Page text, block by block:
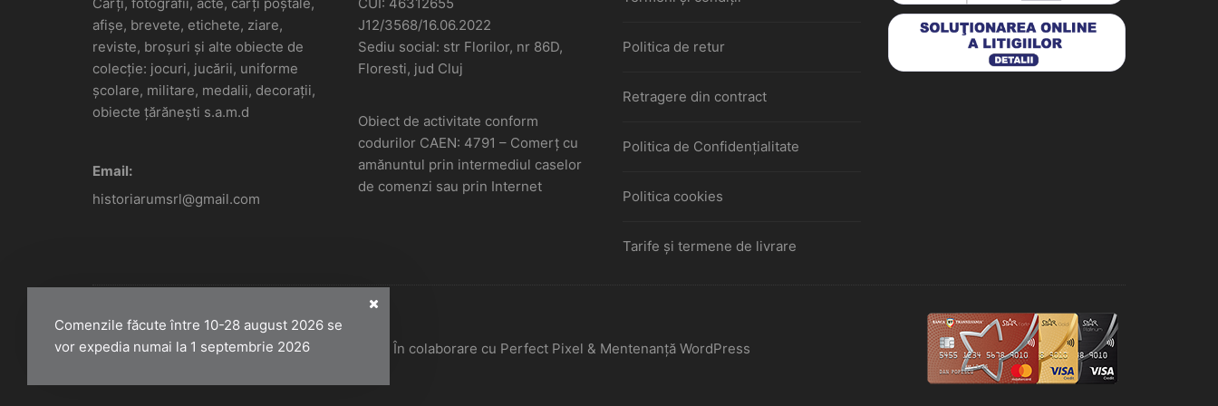
Comenzile făcute între 10-28 august 2026 se
vor expedia numai la 1 septembrie 2026
afișe, brevete, etichete, ziare,
reviste, broșuri și alte obiecte de
colecție: jocuri, jucării, uniforme
școlare, militare, medalii, decorații,
obiecte țărănești s.a.m.d
Email:
historiarumsrl@gmail.com
J12/3568/16.06.2022
Sediu social: str Florilor, nr 86D,
Floresti, jud Cluj
Obiect de activitate conform
codurilor CAEN: 4791 – Comerţ cu
amănuntul prin intermediul caselor
de comenzi sau prin Internet
Politica de retur
Retragere din contract
Politica de Confidențialitate
Politica cookies
Tarife și termene de livrare
Historiarum 2026 - Toate drepturile rezervate. În colaborare cu Perfect Pixel & Mentenanță WordPress